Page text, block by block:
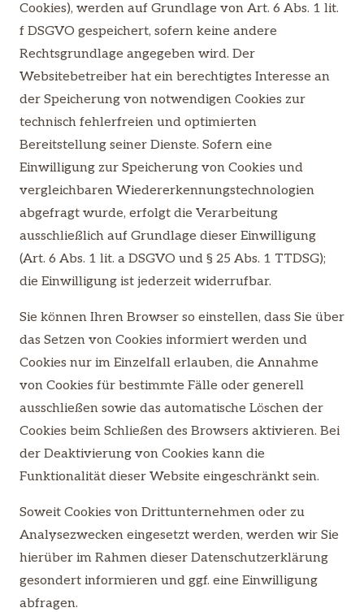
Cookies), werden auf Grundlage von Art. 6 Abs. 1 lit.
f DSGVO gespeichert, sofern keine andere
Rechtsgrundlage angegeben wird. Der
Websitebetreiber hat ein berechtigtes Interesse an
der Speicherung von notwendigen Cookies zur
technisch fehlerfreien und optimierten
Bereitstellung seiner Dienste. Sofern eine
Einwilligung zur Speicherung von Cookies und
vergleichbaren Wiedererkennungstechnologien
abgefragt wurde, erfolgt die Verarbeitung
ausschließlich auf Grundlage dieser Einwilligung
(Art. 6 Abs. 1 lit. a DSGVO und § 25 Abs. 1 TTDSG);
die Einwilligung ist jederzeit widerrufbar.
Sie können Ihren Browser so einstellen, dass Sie über
das Setzen von Cookies informiert werden und
Cookies nur im Einzelfall erlauben, die Annahme
von Cookies für bestimmte Fälle oder generell
ausschließen sowie das automatische Löschen der
Cookies beim Schließen des Browsers aktivieren. Bei
der Deaktivierung von Cookies kann die
Funktionalität dieser Website eingeschränkt sein.
Soweit Cookies von Drittunternehmen oder zu
Analysezwecken eingesetzt werden, werden wir Sie
hierüber im Rahmen dieser Datenschutzerklärung
gesondert informieren und ggf. eine Einwilligung
abfragen.